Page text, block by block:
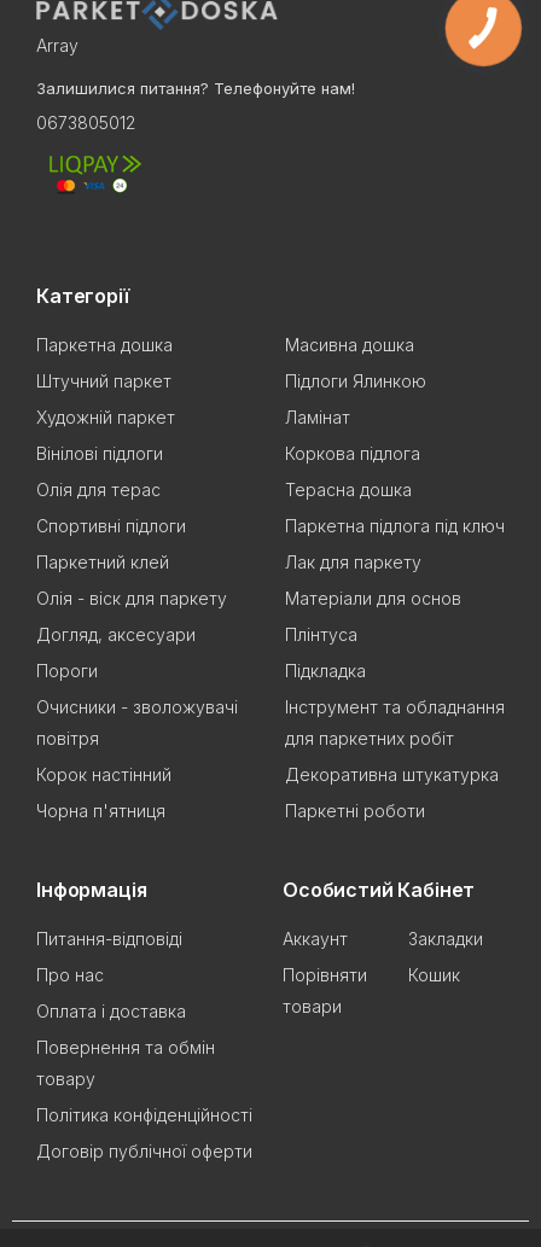
Array
Залишилися питання? Телефонуйте нам!
0673805012
Категорії
Паркетна дошка
Масивна дошка
Штучний паркет
Підлоги Ялинкою
Художній паркет
Ламінат
Вінілові підлоги
Коркова підлога
Олія для терас
Терасна дошка
Спортивні підлоги
Паркетна підлога під ключ
Паркетний клей
Лак для паркету
Олія - віск для паркету
Матеріали для основ
Догляд, аксесуари
Плінтуса
Пороги
Підкладка
Очисники - зволожувачі
повітря
Інструмент та обладнання
для паркетних робіт
Корок настінний
Декоративна штукатурка
Чорна п'ятниця
Паркетні роботи
Інформація
Питання-відповіді
Про нас
Оплата і доставка
Повернення та обмін
товару
Політика конфіденційності
Договір публічної оферти
Особистий Кабінет
Аккаунт
Закладки
Порівняти
товари
Кошик